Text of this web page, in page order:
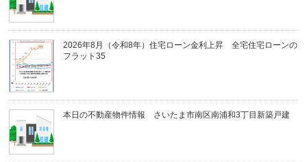
2026年8月（令和8年）住宅ローン金利上昇 全宅住宅ローンの
フラット35
本日の不動産物件情報 さいたま市南区南浦和3丁目新築戸建